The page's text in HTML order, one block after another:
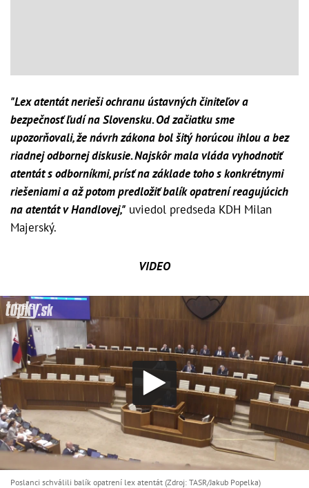
"Lex atentát nerieši ochranu ústavných činiteľov a
bezpečnosť ľudí na Slovensku. Od začiatku sme
upozorňovali, že návrh zákona bol šitý horúcou ihlou a bez
riadnej odbornej diskusie. Najskôr mala vláda vyhodnotiť
atentát s odborníkmi, prísť na základe toho s konkrétnymi
riešeniami a až potom predložiť balík opatrení reagujúcich
na atentát v Handlovej," uviedol predseda KDH Milan
Majerský.
VIDEO
Poslanci schválili balík opatrení lex atentát (Zdroj: TASR/Jakub Popelka)